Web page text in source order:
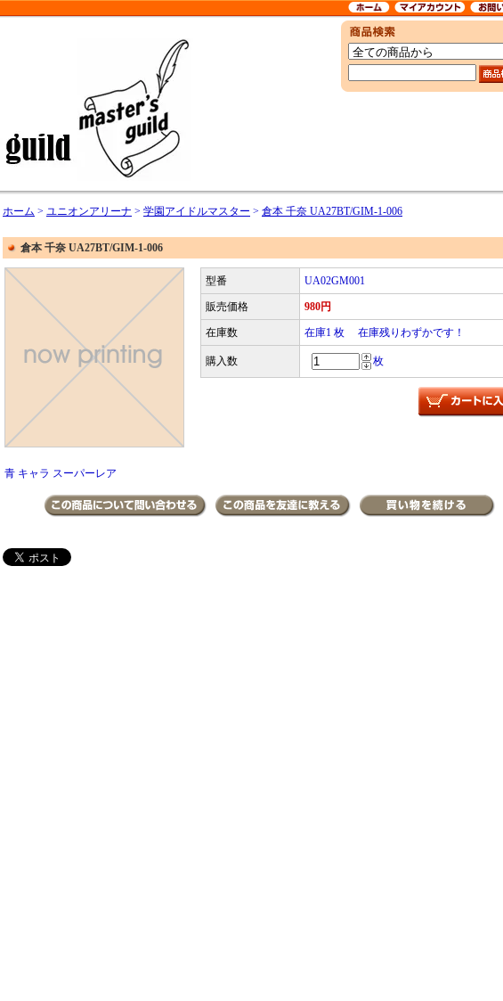
ホーム > ユニオンアリーナ > 学園アイドルマスター > 倉本 千奈 UA27BT/GIM-1-006
倉本 千奈 UA27BT/GIM-1-006
型番 UA02GM001
販売価格 980円
在庫数 在庫1 枚 在庫残りわずかです！
購入数 枚
青 キャラ スーパーレア